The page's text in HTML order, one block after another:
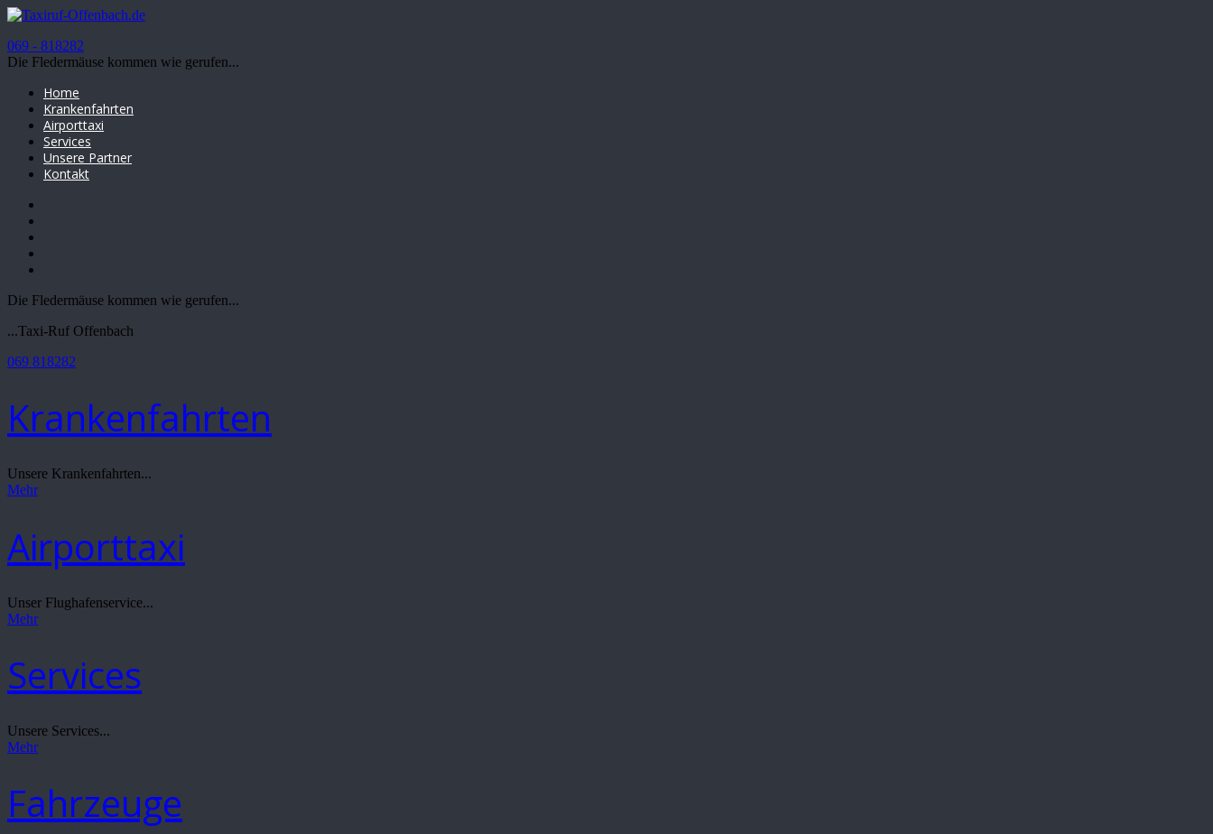
069 - 818282
Die Fledermäuse kommen wie gerufen...
Home
Krankenfahrten
Airporttaxi
Services
Unsere Partner
Kontakt
Die Fledermäuse kommen wie gerufen...
...Taxi-Ruf Offenbach
069 818282
Krankenfahrten
Unsere Krankenfahrten...
Mehr
Airporttaxi
Unser Flughafenservice...
Mehr
Services
Unsere Services...
Mehr
Fahrzeuge